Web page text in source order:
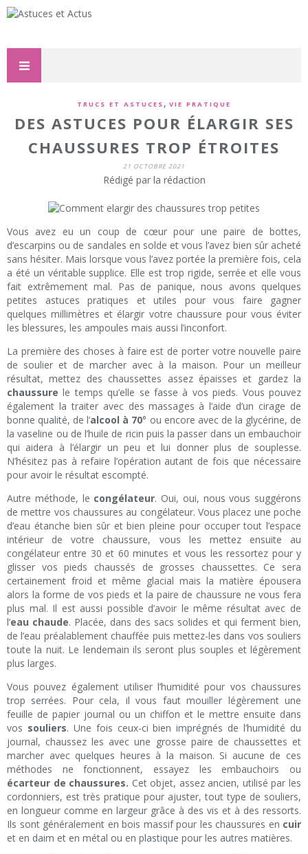
TRUCS ET ASTUCES , VIE PRATIQUE
DES ASTUCES POUR ÉLARGIR SES
CHAUSSURES TROP ÉTROITES
21 OCTOBRE 2021
Rédigé par la rédaction
Vous avez eu un coup de cœur pour une paire de bottes,
d’escarpins ou de sandales en solde et vous l’avez bien sûr acheté
sans hésiter. Mais lorsque vous l’avez portée la première fois, cela
a été un véritable supplice. Elle est trop rigide, serrée et elle vous
fait extrêmement mal. Pas de panique, nous avons quelques
petites astuces pratiques et utiles pour vous faire gagner
quelques millimètres et élargir votre chaussure pour vous éviter
les blessures, les ampoules mais aussi l’inconfort.
La première des choses à faire est de porter votre nouvelle paire
de soulier et de marcher avec à la maison. Pour un meilleur
résultat, mettez des chaussettes assez épaisses et gardez la
chaussure le temps qu’elle se fasse à vos pieds. Vous pouvez
également la traiter avec des massages à l’aide d’un cirage de
bonne qualité, de l’alcool à 70° ou encore avec de la glycérine, de
la vaseline ou de l’huile de ricin puis la passer dans un embauchoir
qui aidera à l’élargir un peu et lui donner plus de souplesse.
N’hésitez pas à refaire l’opération autant de fois que nécessaire
pour avoir le résultat escompté.
Autre méthode, le congélateur. Oui, oui, nous vous suggérons
de mettre vos chaussures au congélateur. Vous placez une poche
d’eau étanche bien sûr et bien pleine pour occuper tout l’espace
intérieur de votre chaussure, vous les mettez ensuite au
congélateur entre 30 et 60 minutes et vous les ressortez pour y
glisser vos pieds chaussés de grosses chaussettes. Ce sera
certainement froid et même glacial mais la matière épousera
alors la forme de vos pieds et la paire de chaussure ne vous fera
plus mal. Il est aussi possible d’avoir le même résultat avec de
l’eau chaude. Placée, dans des sacs solides et qui ferment bien,
de l’eau préalablement chauffée puis mettez-les dans vos souliers
toute la nuit. Le lendemain ils seront plus souples et légèrement
plus larges.
Vous pouvez également utiliser l’humidité pour vos chaussures
trop serrées. Pour cela, il vous faut mouiller légèrement une
feuille de papier journal ou un chiffon et le mettre ensuite dans
vos souliers. Une fois ceux-ci bien imprégnés de l’humidité du
journal, chaussez les avec une grosse paire de chaussettes et
marcher avec quelques heures à la maison. Si aucune de ces
méthodes ne fonctionnent, essayez les embauchoirs ou
écarteur de chaussures. Cet objet, assez ancien, utilisé par les
cordonniers, est très pratique pour ajuster, tout type de souliers,
en longueur comme en largeur grâce à des vis et à des ressorts.
Ils sont généralement en bois massif pour les chaussures en cuir
et en daim et en métal ou en plastique pour les autres matières.